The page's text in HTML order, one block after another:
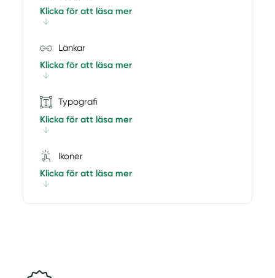
Klicka för att läsa mer
Länkar
Klicka för att läsa mer
Typografi
Klicka för att läsa mer
Ikoner
Klicka för att läsa mer